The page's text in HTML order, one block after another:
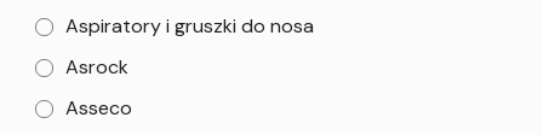
Aspiratory i gruszki do nosa
Asrock
Asseco